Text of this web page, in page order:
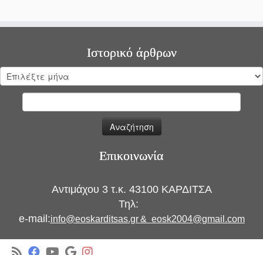
Ιστορικό άρθρων
Ιστορικό
άρθρων
Επικοινωνία
Αντιμάχου 3 τ.κ. 43100 ΚΑΡΔΙΤΣΑ
Τηλ:
e-mail:info@eoskarditsas.gr & eosk2004@gmail.com